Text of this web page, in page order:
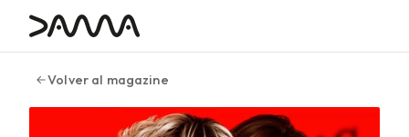
contenido
Volver al magazine